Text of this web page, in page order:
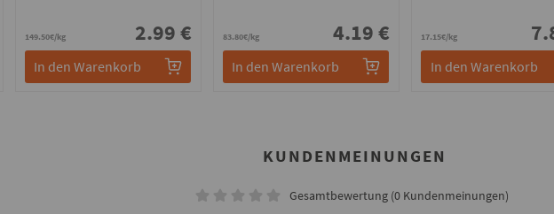
149.50€/kg 2.99 €
In den Warenkorb
83.80€/kg 4.19 €
In den Warenkorb
17.15€/kg
In den Warenkorb
KUNDENMEINUNGEN
Gesamtbewertung (0 Kundenmeinungen)